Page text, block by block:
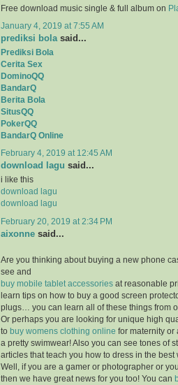
Free download music single & full album on
January 4, 2019 at 7:55 AM
prediksi bola said...
Prediksi Bola
Cerita Sex
DominoQQ
BandarQ
Berita Bola
SitusQQ
PokerQQ
BandarQ Online
February 4, 2019 at 12:45 AM
download lagu said...
i like this
download lagu
download lagu
February 20, 2019 at 2:34 PM
aixonne said...
Are you thinking about buying a new phone
see and
buy mobile tablet accessories at reasonable
learn tips on how to buy a good screen
plugs… you can learn all of these things from
Or perhaps you are looking for unique high
to buy womens clothing online for maternity or
a pretty swimwear! Also you can see tones of
articles that teach you how to dress in the best
Well, if you are a gamer or photographer or
then we have great news for you too! You can